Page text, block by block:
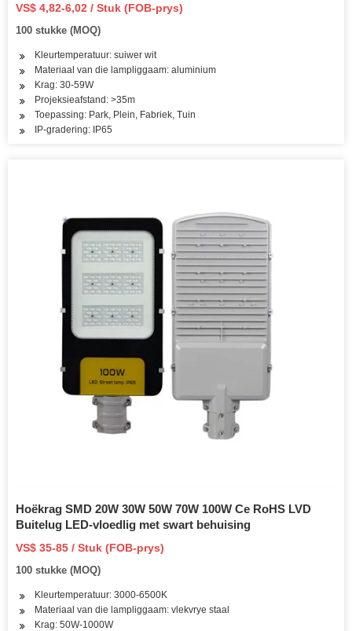
VS$ 4,82-6,02 / Stuk (FOB-prys)
100 stukke (MOQ)
Kleurtemperatuur: suiwer wit
Materiaal van die lampliggaam: aluminium
Krag: 30-59W
Projeksieafstand: >35m
Toepassing: Park, Plein, Fabriek, Tuin
IP-gradering: IP65
Hoëkrag SMD 20W 30W 50W 70W 100W Ce RoHS LVD
Buitelug LED-vloedlig met swart behuising
VS$ 35-85 / Stuk (FOB-prys)
100 stukke (MOQ)
Kleurtemperatuur: 3000-6500K
Materiaal van die lampliggaam: vlekvrye staal
Krag: 50W-1000W